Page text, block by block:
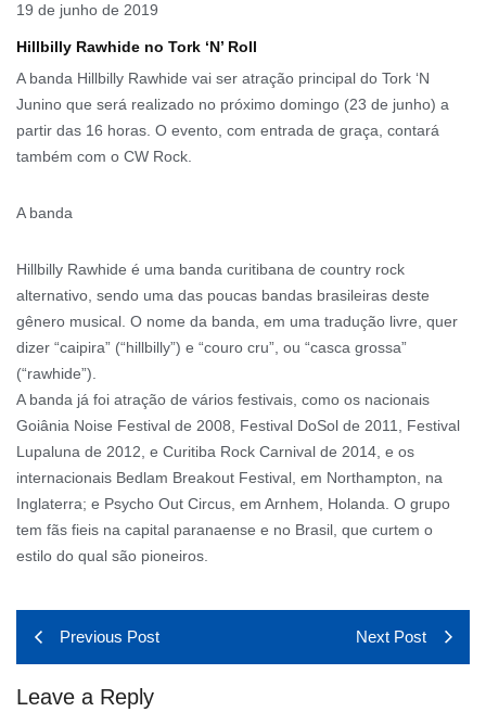
19 de junho de 2019
Hillbilly Rawhide no Tork ‘N’ Roll
A banda Hillbilly Rawhide vai ser atração principal do Tork ‘N
Junino que será realizado no próximo domingo (23 de junho) a
partir das 16 horas. O evento, com entrada de graça, contará
também com o CW Rock.
A banda
Hillbilly Rawhide é uma banda curitibana de country rock
alternativo, sendo uma das poucas bandas brasileiras deste
gênero musical. O nome da banda, em uma tradução livre, quer
dizer “caipira” (“hillbilly”) e “couro cru”, ou “casca grossa”
(“rawhide”).
A banda já foi atração de vários festivais, como os nacionais
Goiânia Noise Festival de 2008, Festival DoSol de 2011, Festival
Lupaluna de 2012, e Curitiba Rock Carnival de 2014, e os
internacionais Bedlam Breakout Festival, em Northampton, na
Inglaterra; e Psycho Out Circus, em Arnhem, Holanda. O grupo
tem fãs fieis na capital paranaense e no Brasil, que curtem o
estilo do qual são pioneiros.
Previous Post Next Post
Leave a Reply